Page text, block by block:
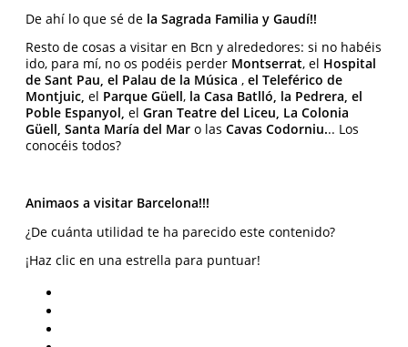
De ahí lo que sé de la Sagrada Familia y Gaudí!!
Resto de cosas a visitar en Bcn y alrededores: si no habéis
ido, para mí, no os podéis perder Montserrat, el Hospital
de Sant Pau, el Palau de la Música , el Teleférico de
Montjuic, el Parque Güell, la Casa Batlló, la Pedrera, el
Poble Espanyol, el Gran Teatre del Liceu, La Colonia
Güell, Santa María del Mar o las Cavas Codorniu... Los
conocéis todos?
Animaos a visitar Barcelona!!!
¿De cuánta utilidad te ha parecido este contenido?
¡Haz clic en una estrella para puntuar!